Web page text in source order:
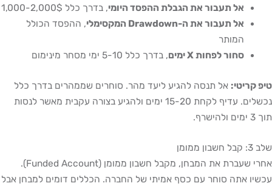
אל תעבור את הגבלת ההפסד היומי, בדרך כלל 1,000-2,000$
אל תעבור את ה-Drawdown המקסימלי
, ההפסד הכולל
המותר
סחור לפחות X ימים
, בדרך כלל 5-10 ימי מסחר מינימום
טיפ קריטי: אל תנסה להגיע ליעד מהר. סוחרים שממהרים בדרך כלל
נכשלים. עדיף לקחת 15-20 ימים ולהגיע בצורה עקבית מאשר לנסות
תוך 3 ימים ולהישרף.
שלב 3: קבל חשבון ממומן
אחרי שעברת את המבחן, מקבל חשבון ממומן (Funded Account).
עכשיו אתה סוחר עם כסף אמיתי של החברה. הכללים דומים למבחן אבל